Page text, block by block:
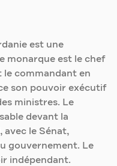
est une
monarque est le chef
le commandant en
son pouvoir exécutif
ministres. Le
devant la
avec le Sénat,
gouvernement. Le
indépendant.